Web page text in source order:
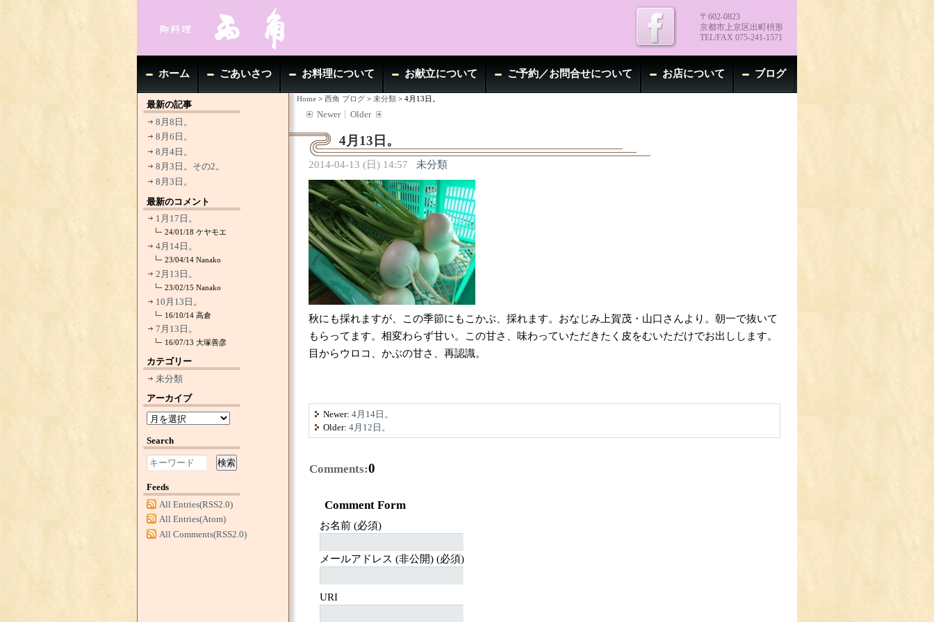
〒602-0823
京都市上京区出町枡形
TEL/FAX 075-241-1571
ホーム ごあいさつ お料理について お献立について ご予約／お問合せについて お店について ブログ
Home> 西角 ブログ> 未分類> 4月13日。
Newer Older
4月13日。
2014-04-13 (日) 14:57 未分類
秋にも採れますが、この季節にもこかぶ、採れます。おなじみ上賀茂・山口さんより。朝一で抜いて
もらってます。相変わらず甘い。この甘さ、味わっていただきたく皮をむいただけでお出しします。
目からウロコ、かぶの甘さ、再認識。
Newer:4月14日。
Older:4月12日。
Comments:0
Comment Form
お名前 (必須)
メールアドレス (非公開) (必須)
URI
最新の記事
8月8日。
8月6日。
8月4日。
8月3日。その2。
8月3日。
最新のコメント
1月17日。
24/01/18ケヤモエ
4月14日。
23/04/14Nanako
2月13日。
23/02/15Nanako
10月13日。
16/10/14高倉
7月13日。
16/07/13大塚善彦
カテゴリー
未分類
アーカイブ
Search
検索
Feeds
All Entries(RSS2.0)
All Entries(Atom)
All Comments(RSS2.0)